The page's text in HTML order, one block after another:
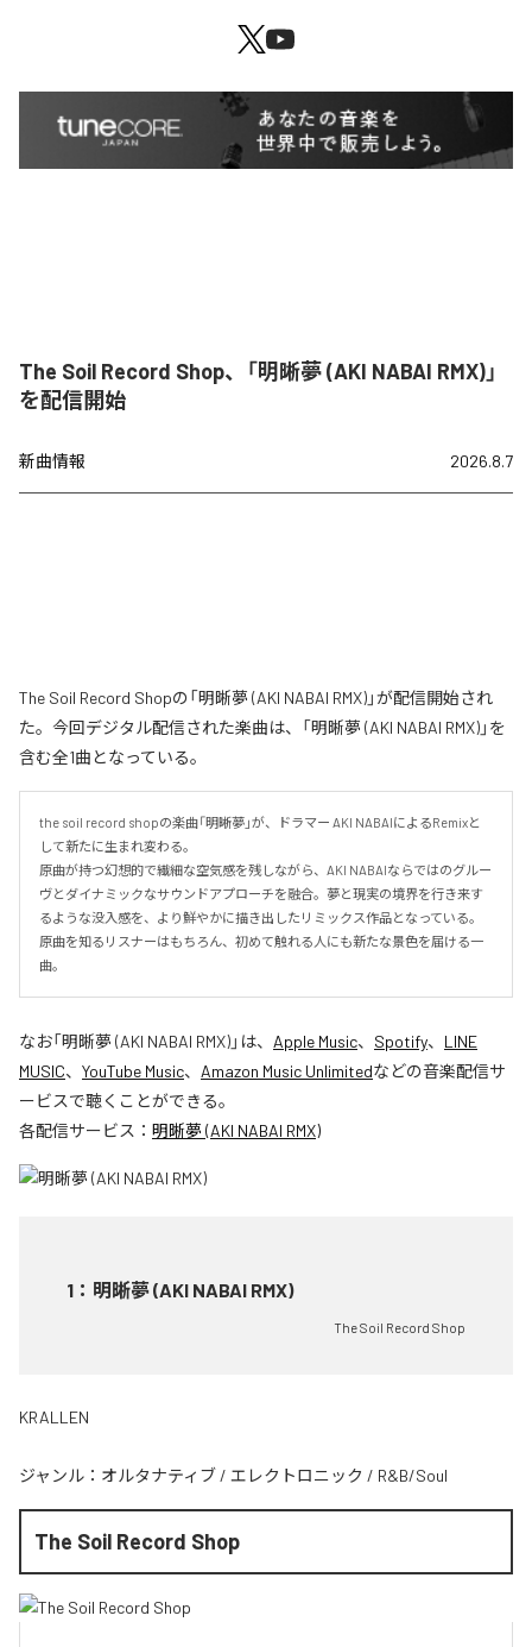
The Soil Record Shop、「明晰夢 (AKI NABAI RMX)」
を配信開始
新曲情報 2026.8.7
The Soil Record Shopの「明晰夢 (AKI NABAI RMX)」が配信開始され
た。今回デジタル配信された楽曲は、「明晰夢 (AKI NABAI RMX)」を
含む全1曲となっている。
the soil record shopの楽曲「明晰夢」が、ドラマー AKI NABAIによるRemixと
して新たに生まれ変わる。
原曲が持つ幻想的で繊細な空気感を残しながら、AKI NABAIならではのグルー
ヴとダイナミックなサウンドアプローチを融合。夢と現実の境界を行き来す
るような没入感を、より鮮やかに描き出したリミックス作品となっている。
原曲を知るリスナーはもちろん、初めて触れる人にも新たな景色を届ける一
曲。
なお「明晰夢 (AKI NABAI RMX)」は、 Apple Music、 Spotify、 LINE
MUSIC、 YouTube Music、 Amazon Music Unlimitedなどの音楽配信サ
ービスで聴くことができる。
各配信サービス： 明晰夢 (AKI NABAI RMX)
1 ： 明晰夢 (AKI NABAI RMX)
The Soil Record Shop
KRALLEN
ジャンル： オルタナティブ / エレクトロニック / R&B/Soul
The Soil Record Shop